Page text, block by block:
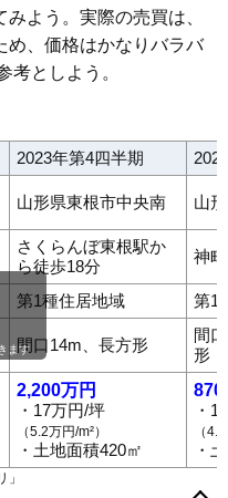
よう。実際の売買は、
め、価格はかなりバラバ
考としよう。
2023年第4四半期
山形県東根市中央南 山
さくらんぼ東根駅か
ら徒歩18分
神
第1種住居地域 第1
間口14m、長方形
間
形
2,200万円
・17万円/坪
（5.2万円/m²）
・土地面積420㎡
870
・
（
・
ます
」